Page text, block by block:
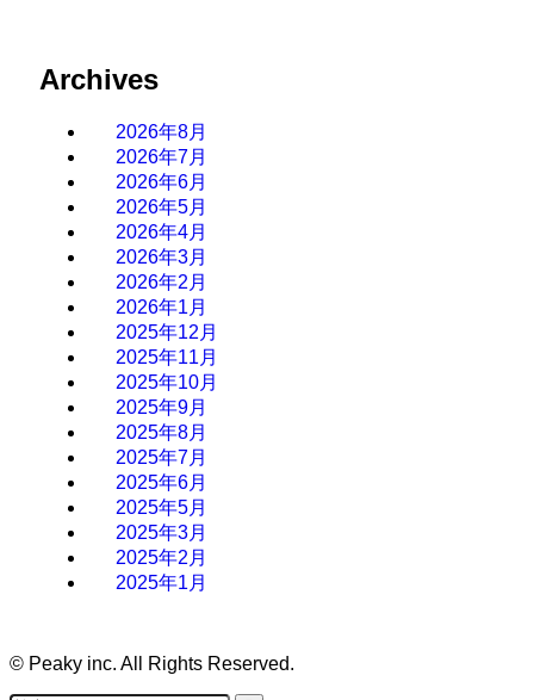
Archives
2026年8月
2026年7月
2026年6月
2026年5月
2026年4月
2026年3月
2026年2月
2026年1月
2025年12月
2025年11月
2025年10月
2025年9月
2025年8月
2025年7月
2025年6月
2025年5月
2025年3月
2025年2月
2025年1月
© Peaky inc. All Rights Reserved.